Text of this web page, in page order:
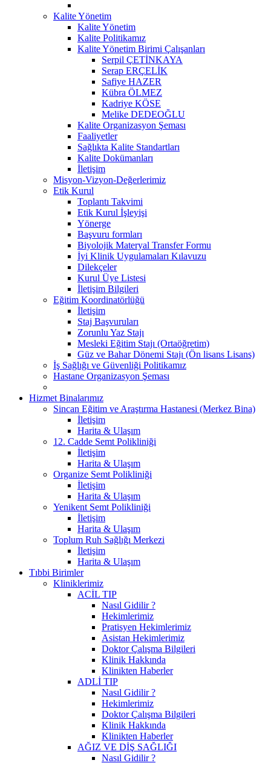
Kalite Yönetim
Kalite Yönetim
Kalite Politikamız
Kalite Yönetim Birimi Çalışanları
Serpil ÇETİNKAYA
Serap ERÇELİK
Safiye HAZER
Kübra ÖLMEZ
Kadriye KÖSE
Melike DEDEOĞLU
Kalite Organizasyon Şeması
Faaliyetler
Sağlıkta Kalite Standartları
Kalite Dokümanları
İletişim
Misyon-Vizyon-Değerlerimiz
Etik Kurul
Toplantı Takvimi
Etik Kurul İşleyişi
Yönerge
Başvuru formları
Biyolojik Materyal Transfer Formu
İyi Klinik Uygulamaları Kılavuzu
Dilekçeler
Kurul Üye Listesi
İletişim Bilgileri
Eğitim Koordinatörlüğü
İletişim
Staj Başvuruları
Zorunlu Yaz Stajı
Mesleki Eğitim Stajı (Ortaöğretim)
Güz ve Bahar Dönemi Stajı (Ön lisans Lisans)
İş Sağlığı ve Güvenliği Politikamız
Hastane Organizasyon Şeması
Hizmet Binalarımız
Sincan Eğitim ve Araştırma Hastanesi (Merkez Bina)
İletişim
Harita & Ulaşım
12. Cadde Semt Polikliniği
İletişim
Harita & Ulaşım
Organize Semt Polikliniği
İletişim
Harita & Ulaşım
Yenikent Semt Polikliniği
İletişim
Harita & Ulaşım
Toplum Ruh Sağlığı Merkezi
İletişim
Harita & Ulaşım
Tıbbi Birimler
Kliniklerimiz
ACİL TIP
Nasıl Gidilir ?
Hekimlerimiz
Pratisyen Hekimlerimiz
Asistan Hekimlerimiz
Doktor Çalışma Bilgileri
Klinik Hakkında
Klinikten Haberler
ADLİ TIP
Nasıl Gidilir ?
Hekimlerimiz
Doktor Çalışma Bilgileri
Klinik Hakkında
Klinikten Haberler
AĞIZ VE DİŞ SAĞLIĞI
Nasıl Gidilir ?